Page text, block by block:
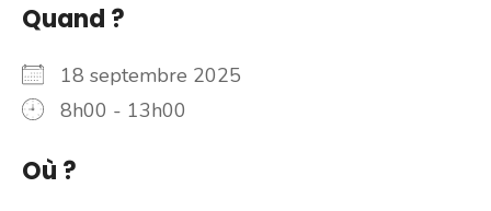
Quand ?
18 septembre 2025
8h00 - 13h00
Où ?